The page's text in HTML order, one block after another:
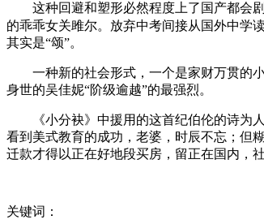
这种回避和塑形必然程度上了国产都会剧
的乖乖女关雎尔。放弃中考间接从国外中学
其实是“颂”。
一种新的社会形式，一个是家财万贯的小
身世的吴佳妮“阶级逾越”的最强烈。
《小分袂》中援用的这首纪伯伦的诗为人
看到美式教育的成功，老婆，时辰不忘；但
迁款才得以正在好地段买房，留正在国内，
关键词：